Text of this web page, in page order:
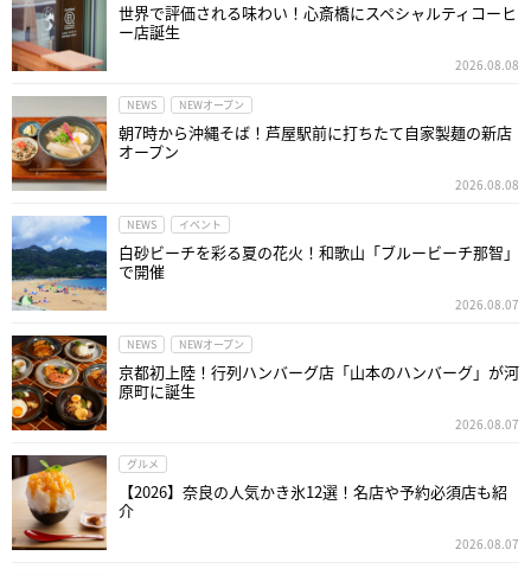
世界で評価される味わい！心斎橋にスペシャルティコーヒ
ー店誕生
2026.08.08
NEWS NEWオープン
朝7時から沖縄そば！芦屋駅前に打ちたて自家製麺の新店
オープン
2026.08.08
NEWS イベント
白砂ビーチを彩る夏の花火！和歌山「ブルービーチ那智」
で開催
2026.08.07
NEWS NEWオープン
京都初上陸！行列ハンバーグ店「山本のハンバーグ」が河
原町に誕生
2026.08.07
グルメ
【2026】奈良の人気かき氷12選！名店や予約必須店も紹
介
2026.08.07